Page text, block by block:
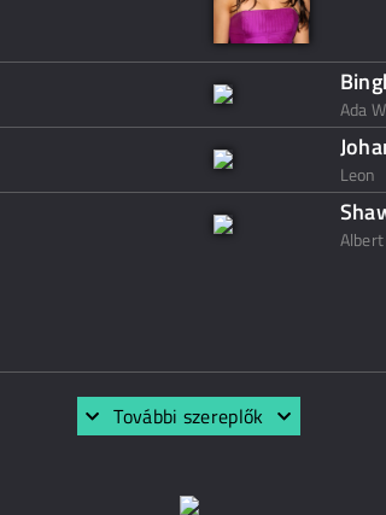
Ada
Leon
Albert
További szereplők